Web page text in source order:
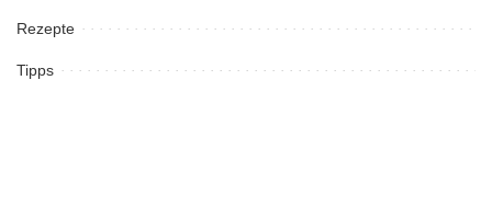
Rezepte
Tipps